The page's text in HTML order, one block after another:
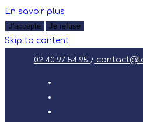
En savoir plus
J'accepte
Je refuse
Skip to content
02 40 97 54 95 /